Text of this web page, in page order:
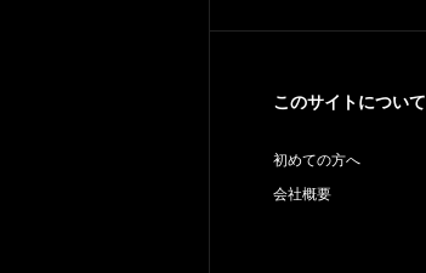
このサイトについて
初めての方へ
会社概要